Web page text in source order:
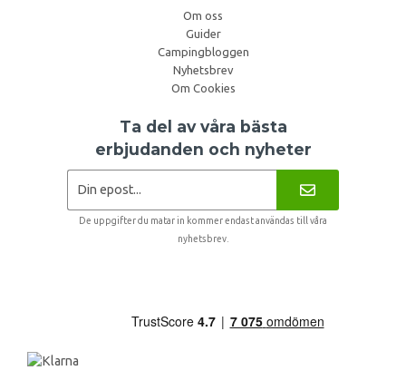
Om oss
Guider
Campingbloggen
Nyhetsbrev
Om Cookies
Ta del av våra bästa
erbjudanden och nyheter
De uppgifter du matar in kommer endast användas till våra
nyhetsbrev.